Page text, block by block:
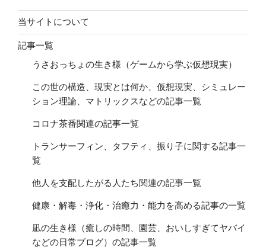
当サイトについて
記事一覧
うさおっちょの生き様（ゲームから学ぶ仮想現実）
この世の構造、現実とは何か、仮想現実、シミュレー
ション理論、マトリックスなどの記事一覧
コロナ茶番関連の記事一覧
トランサーフィン、タフティ、振り子に関する記事一
覧
他人を支配したがる人たち関連の記事一覧
健康・解毒・浄化・治癒力・能力を高める記事の一覧
凪の生き様（癒しの時間、園芸、おいしすぎてヤバイ
などの日常ブログ）の記事一覧